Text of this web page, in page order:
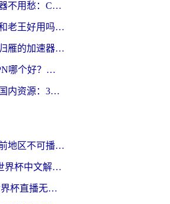
海外党选回国加速器不用愁：ChickCN和洞见哪个好？一篇搞定所有疑问
海外党必看：迅游和老王好用吗？3分钟选对加速国内网络的加速器
海外党必看：类似归雁的加速器怎么选？一篇搞定无缝访问国内资源
斧牛和极速穿梭VPN哪个好？海外党选回国加速器必看的真实对比与避坑指南
北美回国无缝访问国内资源：3年海外党亲测的加速器选择指南
在美国看世界杯当前地区不可播放？海外党体育观赛终极指南来了！
在澳大利亚看B站世界杯中文解说仅限中国大陆？这篇指南帮你打破限制看遍赛事
在海外看CCTV5世界杯直播无法播放？这篇指南让你和国内球迷同步呐喊